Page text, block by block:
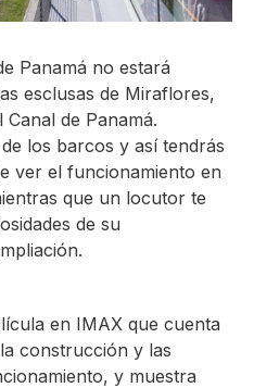
Panamá no estará
esclusas de Miraflores,
de Panamá.
los barcos y así tendrás
ver el funcionamiento en
que un locutor te
de su
en IMAX que cuenta
construcción y las
y muestra